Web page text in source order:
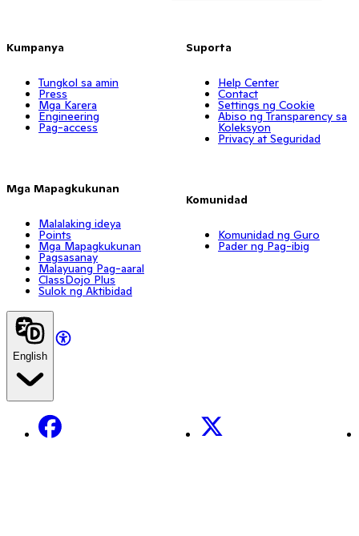
Kumpanya
Tungkol sa amin
Press
Mga Karera
Engineering
Pag-access
Mga Mapagkukunan
Malalaking ideya
Points
Mga Mapagkukunan
Pagsasanay
Malayuang Pag-aaral
ClassDojo Plus
Sulok ng Aktibidad
Suporta
Help Center
Contact
Settings ng Cookie
Abiso ng Transparency sa
Koleksyon
Privacy at Seguridad
Komunidad
Komunidad ng Guro
Pader ng Pag-ibig
English
Facebook X